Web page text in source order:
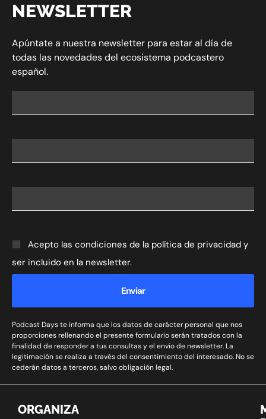
NEWSLETTER
Apúntate a nuestra newsletter para estar al día de
todas las novedades del ecosistema podcastero
español.
Acepto las condiciones de la política de privacidad y
ser incluido en la newsletter.
Enviar
Podcast Days te informa que los datos de carácter personal que nos
proporciones rellenando el presente formulario serán tratados con la
finalidad de responder a tus consultas y el envío de newsletter. La
legitimación se realiza a través del consentimiento del interesado. No se
cederán datos a terceros, salvo obligación legal.
ORGANIZA